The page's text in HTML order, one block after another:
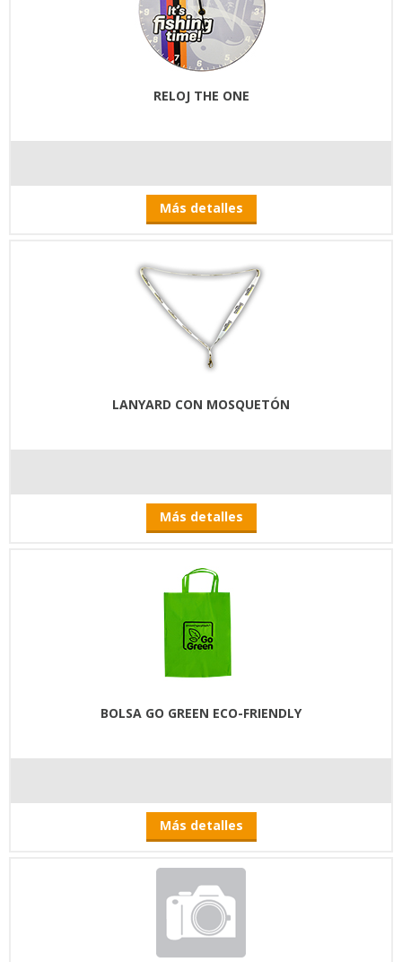
RELOJ THE ONE
Más detalles
LANYARD CON MOSQUETÓN
Más detalles
BOLSA GO GREEN ECO-FRIENDLY
Más detalles